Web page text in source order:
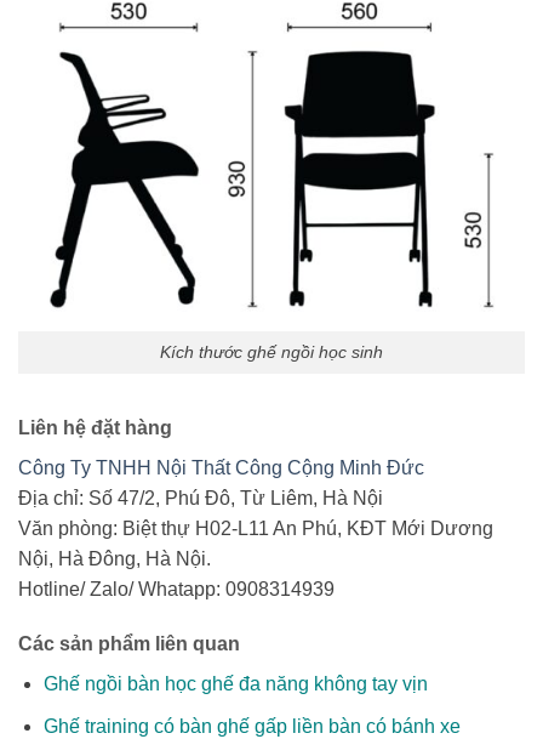
Kích thước ghế ngồi học sinh
Liên hệ đặt hàng
Công Ty TNHH Nội Thất Công Cộng Minh Đức
Địa chỉ: Số 47/2, Phú Đô, Từ Liêm, Hà Nội
Văn phòng: Biệt thự H02-L11 An Phú, KĐT Mới Dương
Nội, Hà Đông, Hà Nội.
Hotline/ Zalo/ Whatapp: 0908314939
Các sản phẩm liên quan
Ghế ngồi bàn học ghế đa năng không tay vịn
Ghế training có bàn ghế gấp liền bàn có bánh xe